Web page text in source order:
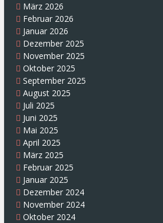
März 2026
Februar 2026
Januar 2026
Dezember 2025
November 2025
Oktober 2025
September 2025
August 2025
Juli 2025
Juni 2025
Mai 2025
April 2025
März 2025
Februar 2025
Januar 2025
Dezember 2024
November 2024
Oktober 2024